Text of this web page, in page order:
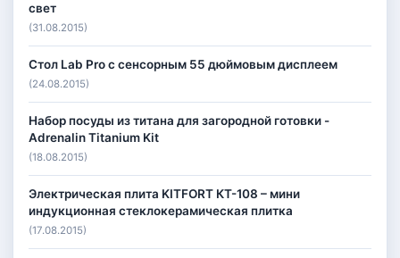
свет
(31.08.2015)
Стол Lab Pro с сенсорным 55 дюймовым дисплеем
(24.08.2015)
Набор посуды из титана для загородной готовки -
Adrenalin Titanium Kit
(18.08.2015)
Электрическая плита KITFORT КТ-108 – мини
индукционная стеклокерамическая плитка
(17.08.2015)